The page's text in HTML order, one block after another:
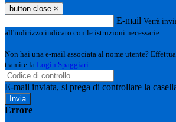
button close ×
E-mail Verrà
all'indirizzo indicato con le istruzioni necessarie.
Non hai una e-mail associata al nome utente?
tramite la Login Spaggiari
E-mail inviata, si prega di controllare la
Errore